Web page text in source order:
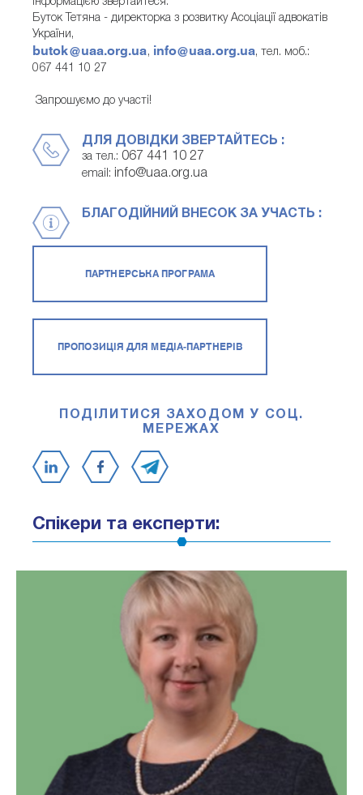
інформацією звертайтеся:
Буток Тетяна - директорка з розвитку Асоціації адвокатів
України,
butok@uaa.org.ua, info@uaa.org.ua, тел. моб.:
067 441 10 27
Запрошуємо до участі!
ДЛЯ ДОВІДКИ ЗВЕРТАЙТЕСЬ :
за тел.: 067 441 10 27
email: info@uaa.org.ua
БЛАГОДІЙНИЙ ВНЕСОК ЗА УЧАСТЬ :
ПАРТНЕРСЬКА ПРОГРАМА
ПРОПОЗИЦІЯ ДЛЯ МЕДІА-ПАРТНЕРІВ
ПОДІЛИТИСЯ ЗАХОДОМ У СОЦ.
МЕРЕЖАХ
Спікери та експерти: